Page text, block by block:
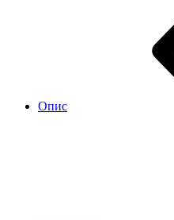
Опис